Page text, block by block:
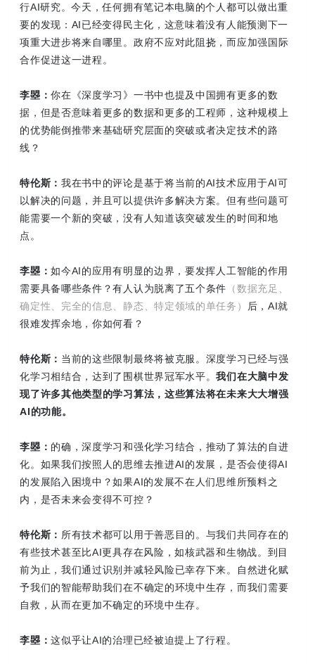
行AI研究。今天，任何拥有笔记本电脑的个人都可以做出重
要的发现：AI已经变得民主化，这意味着没有人能预测下一
项重大进步将来自哪里。政府不应对此阻挠，而应加强国际
合作促进这一进程。
李曌：你在《深度学习》一书中也提及中国拥有更多的数
据，但是否意味着更多的数据和更多的工程师，这种规模上
的优势能倒推带来基础研究层面的突破或者决定技术的路
线？
特伦斯： 我在书中的评论是基于将当前的AI技术应用于AI可
以解决的问题，并且可以提供许多解决方案。但有些问题可
能需要一个新的突破，没有人知道该突破发生的时间和地
点。
李曌：如今AI的应用有明显的边界，要发挥人工智能的作用
需要具备哪些条件？有人认为脱离了五个条件 （数据充足、
确定性、完全的信息、静态、特定领域的单任务）
后，AI就
很难发挥余地，你如何看？
特伦斯： 当前的这些限制最终将被克服。深度学习已经与强
化学习相结合，达到了围棋世界冠军水平。我们在大脑中发
现了许多其他类型的学习算法，这些算法将在未来大大增强
AI的功能。
李曌： 的确，深度学习和强化学习结合，推动了算法的自进
化。如果我们按照人的思维去推进AI的发展，是否会使得AI
的发展陷入困境中？如果AI的发展不在人们思维所预料之
内，是否未来会变得不可控？
特伦斯： 所有技术都可以用于善恶目的。与我们共同存在的
有些技术甚至比AI更具存在风险，如核武器和生物战。到目
前为止，我们通过识别并减轻风险已幸存下来。自然进化赋
予我们的智能帮助我们在不确定的环境中生存，而我们需要
自救，从而在更加不确定的环境中生存。
李曌：这似乎让AI的治理已经被迫提上了行程。